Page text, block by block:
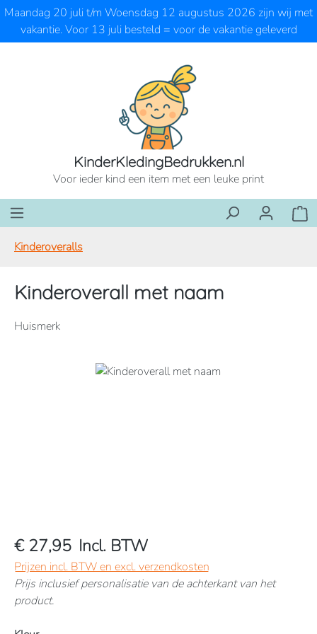
Ga naar de hoofdinhoud
Maandag 20 juli t/m Woensdag 12 augustus 2026 zijn wij met
vakantie. Voor 13 juli besteld = voor de vakantie geleverd
KinderKledingBedrukken.nl
Voor ieder kind een item met een leuke print
Kinderoveralls
Kinderoverall met naam
Huismerk
Afbeeldingengalerij overslaan
€ 27,95 Incl. BTW
Prijzen incl. BTW en excl. verzendkosten
Prijs inclusief personalisatie van de achterkant van het
product.